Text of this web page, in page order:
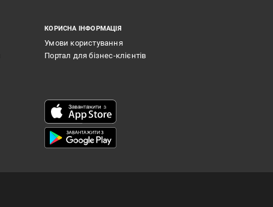
КОРИСНА ІНФОРМАЦІЯ
Умови користування
Портал для бізнес-клієнтів